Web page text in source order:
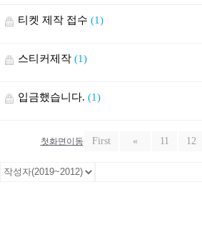
티켓 제작 접수 (1)
스티커제작 (1)
입금했습니다. (1)
첫화면이동 First « 11 12